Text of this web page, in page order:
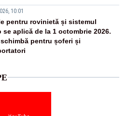
10:01
pentru rovinietă și sistemul
se aplică de la 1 octombrie 2026.
schimbă pentru șoferi și